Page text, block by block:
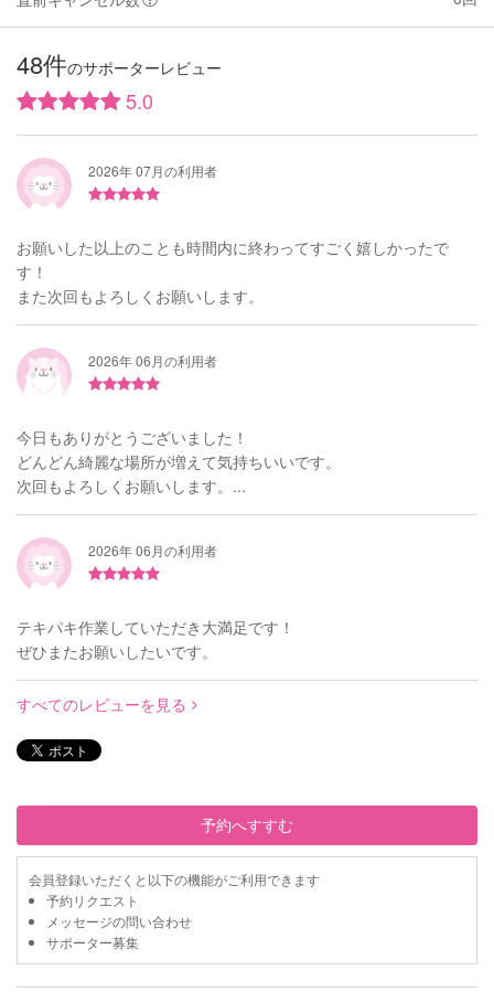
48件のサポーターレビュー
5.0
2026年 07月の利用者
お願いした以上のことも時間内に終わってすごく嬉しかったで
す！
また次回もよろしくお願いします。
2026年 06月の利用者
今日もありがとうございました！
どんどん綺麗な場所が増えて気持ちいいです。
次回もよろしくお願いします。...
2026年 06月の利用者
テキパキ作業していただき大満足です！
ぜひまたお願いしたいです。
すべてのレビューを見る
予約へすすむ
会員登録いただくと以下の機能がご利用できます
予約リクエスト
メッセージの問い合わせ
サポーター募集